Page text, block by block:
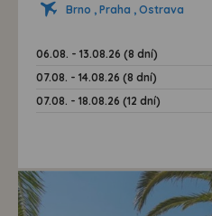
Brno , Praha , Ostrava
06.08. - 13.08.26 (8 dní)
07.08. - 14.08.26 (8 dní)
07.08. - 18.08.26 (12 dní)